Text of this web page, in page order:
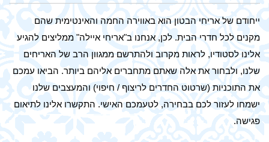
ייחודם של אריחי הבטון הוא באווירה החמה והאינטימית שהם
מקנים לכל חדרי הבית. לכן, אנחנו ב"אריחי איילה" ממליצים להגיע
אלינו לסטודיו, לראות מקרוב ולהתרשם ממגוון הרב של האריחים
שלנו, ולבחור את אלה שאתם מתחברים אליהם ביותר. הביאו עמכם
את התוכניות (שרטוט החדרים לריצוף / חיפוי) והמעצבים שלנו
ישמחו לעזור לכם בבחירה, לטעמכם האישי. התקשרו אלינו לתיאום
פגישה.